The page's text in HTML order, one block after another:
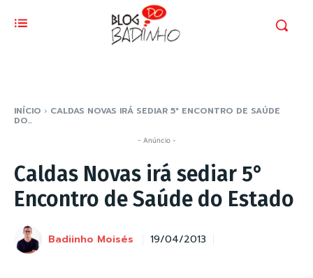
INÍCIO CALDAS NOVAS IRÁ SEDIAR 5° ENCONTRO DE SAÚDE
DO...
- Anúncio -
Caldas Novas irá sediar 5°
Encontro de Saúde do Estado
Badiinho Moisés 19/04/2013